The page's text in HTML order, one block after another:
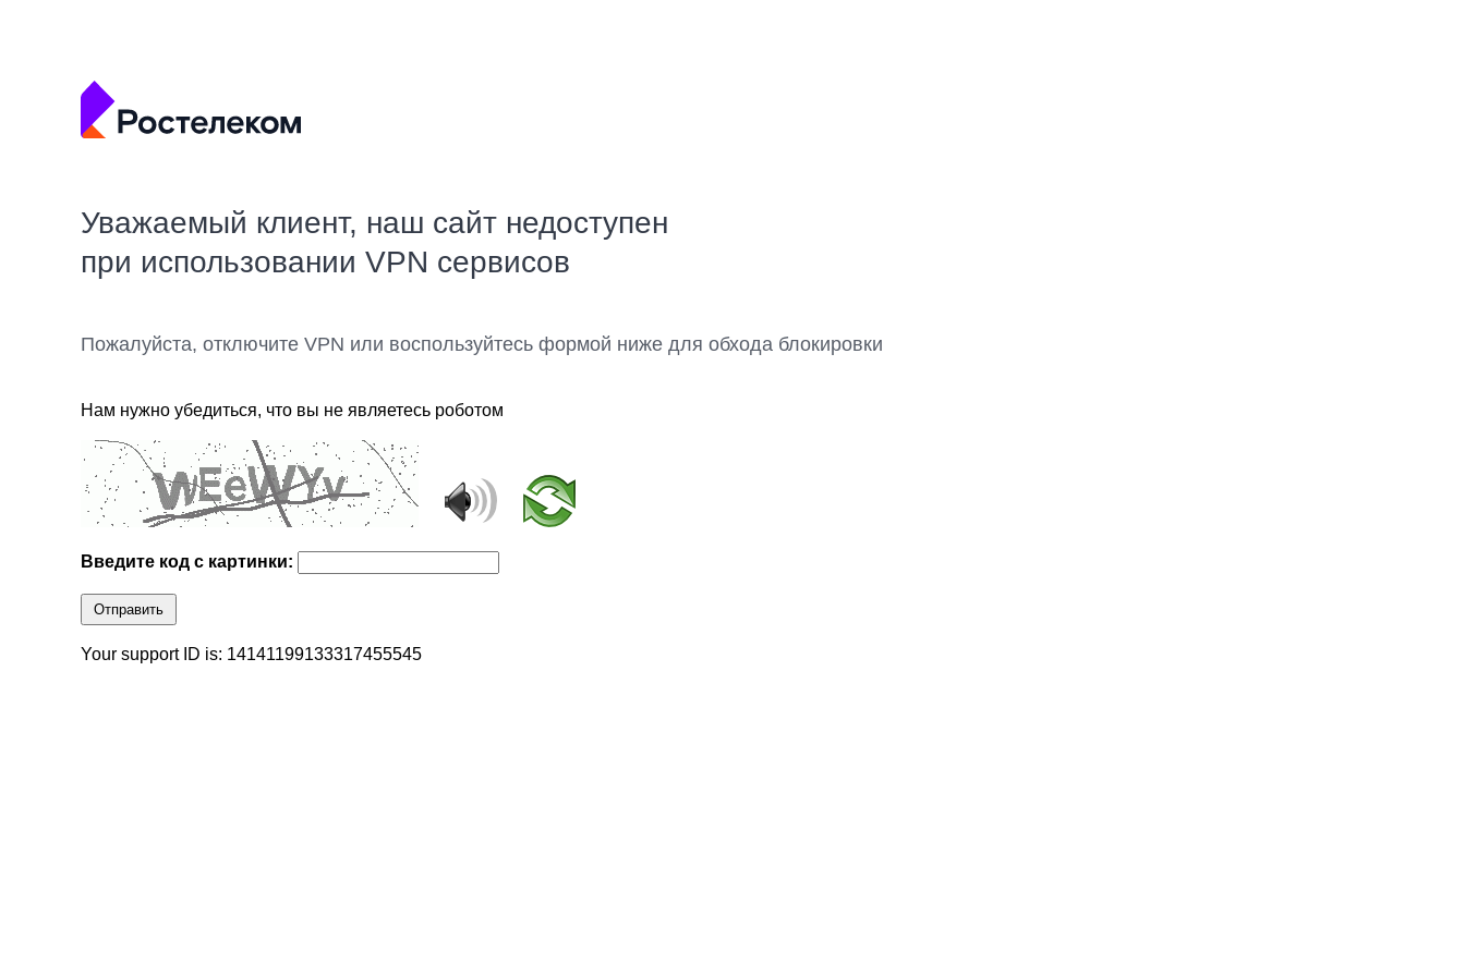
Уважаемый клиент, наш сайт недоступен
при использовании VPN сервисов
Пожалуйста, отключите VPN или воспользуйтесь формой ниже для обхода блокировки
Нам нужно убедиться, что вы не являетесь роботом
Введите код с картинки:
Отправить
Your support ID is: 14141199133317455545